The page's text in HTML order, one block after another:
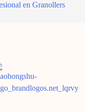
en Granollers